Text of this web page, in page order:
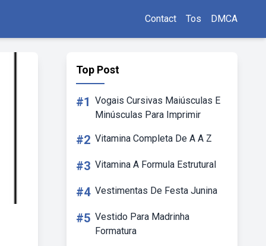
Contact Tos DMCA
Top Post
#1 Vogais Cursivas Maiúsculas E
Minúsculas Para Imprimir
#2 Vitamina Completa De A A Z
#3 Vitamina A Formula Estrutural
#4 Vestimentas De Festa Junina
#5 Vestido Para Madrinha
Formatura